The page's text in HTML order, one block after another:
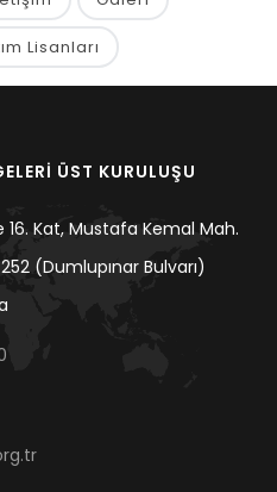
Lisanları
ÜST KURULUŞU
16. Kat, Mustafa Kemal Mah.
(Dumlupınar Bulvarı)